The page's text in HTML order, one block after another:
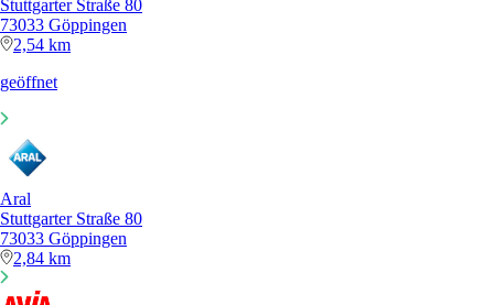
Stuttgarter Straße 80
73033 Göppingen
2,54 km
geöffnet
Aral
Stuttgarter Straße 80
73033 Göppingen
2,84 km